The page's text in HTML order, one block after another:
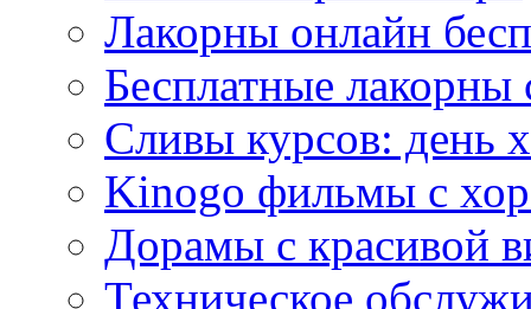
Лакорны онлайн
Бесплатные лакорны
Сливы курсов: день
Kinogo фильмы с
Дорамы с красивой
Техническое